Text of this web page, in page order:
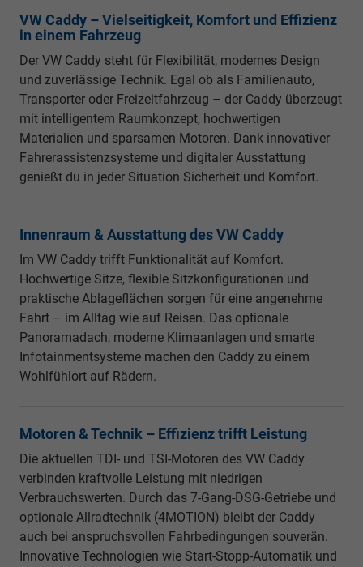
VW Caddy – Vielseitigkeit, Komfort und Effizienz
in einem Fahrzeug
Der VW Caddy steht für Flexibilität, modernes Design
und zuverlässige Technik. Egal ob als Familienauto,
Transporter oder Freizeitfahrzeug – der Caddy überzeugt
mit intelligentem Raumkonzept, hochwertigen
Materialien und sparsamen Motoren. Dank innovativer
Fahrerassistenzsysteme und digitaler Ausstattung
genießt du in jeder Situation Sicherheit und Komfort.
Innenraum & Ausstattung des VW Caddy
Im VW Caddy trifft Funktionalität auf Komfort.
Hochwertige Sitze, flexible Sitzkonfigurationen und
praktische Ablageflächen sorgen für eine angenehme
Fahrt – im Alltag wie auf Reisen. Das optionale
Panoramadach, moderne Klimaanlagen und smarte
Infotainmentsysteme machen den Caddy zu einem
Wohlfühlort auf Rädern.
Motoren & Technik – Effizienz trifft Leistung
Die aktuellen TDI- und TSI-Motoren des VW Caddy
verbinden kraftvolle Leistung mit niedrigen
Verbrauchswerten. Durch das 7-Gang-DSG-Getriebe und
optionale Allradtechnik (4MOTION) bleibt der Caddy
auch bei anspruchsvollen Fahrbedingungen souverän.
Innovative Technologien wie Start-Stopp-Automatik und